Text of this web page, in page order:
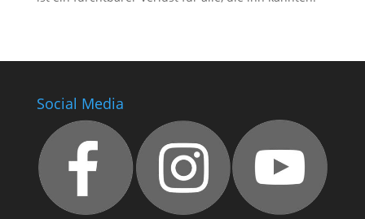
Social Media